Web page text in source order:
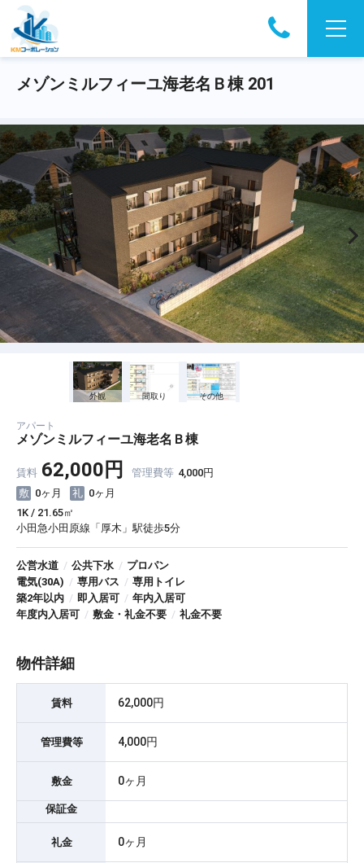
メゾンミルフィーユ海老名Ｂ棟 201
外観 間取り その他
アパート
メゾンミルフィーユ海老名Ｂ棟
賃料 62,000円 管理費等 4,000円
0ヶ月
0ヶ月
1K / 21.65㎡
小田急小田原線「厚木」駅徒歩5分
公営水道 / 公共下水 / プロパン
電気(30A) / 専用バス / 専用トイレ
築2年以内 / 即入居可 / 年内入居可
年度内入居可 / 敷金・礼金不要 / 礼金不要
物件詳細
賃料 62,000円
管理費等 4,000円
敷金 0ヶ月
保証金
礼金 0ヶ月